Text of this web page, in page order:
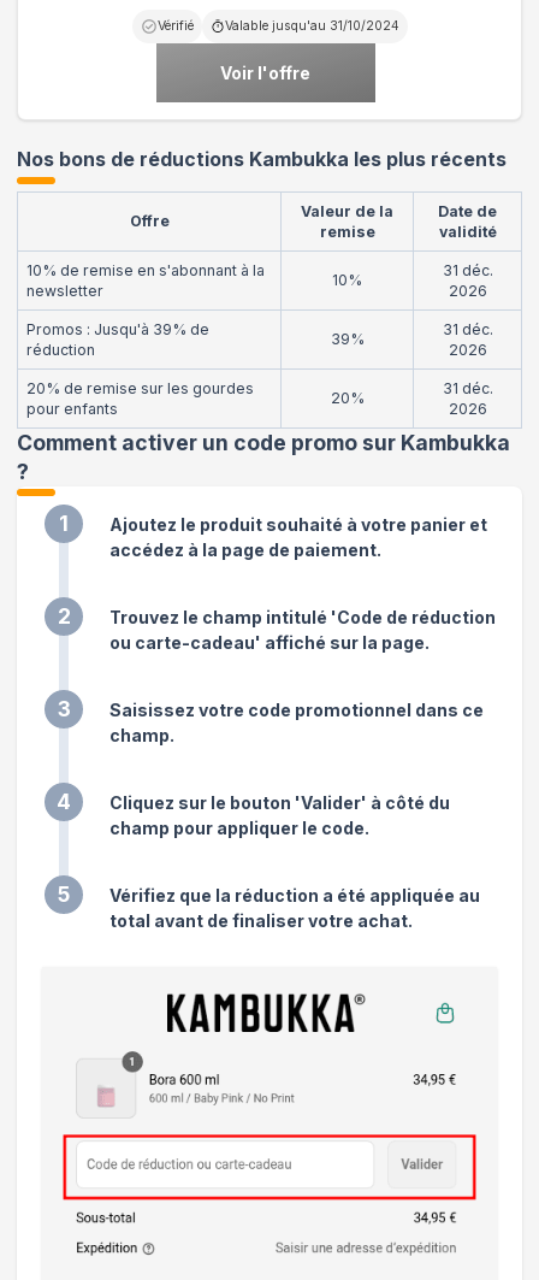
Vérifié Valable jusqu'au 31/10/2024
Voir l'offre
Nos bons de réductions Kambukka les plus récents
Offre
Valeur de la
remise
Date de
validité
10% de remise en s'abonnant à la
newsletter
10%
31 déc.
2026
Promos : Jusqu'à 39% de
réduction
39%
31 déc.
2026
20% de remise sur les gourdes
pour enfants
20%
31 déc.
2026
Comment activer un code promo sur Kambukka
?
1
Ajoutez le produit souhaité à votre panier et
accédez à la page de paiement.
2
Trouvez le champ intitulé 'Code de réduction
ou carte-cadeau' affiché sur la page.
3
Saisissez votre code promotionnel dans ce
champ.
4
Cliquez sur le bouton 'Valider' à côté du
champ pour appliquer le code.
5
Vérifiez que la réduction a été appliquée au
total avant de finaliser votre achat.